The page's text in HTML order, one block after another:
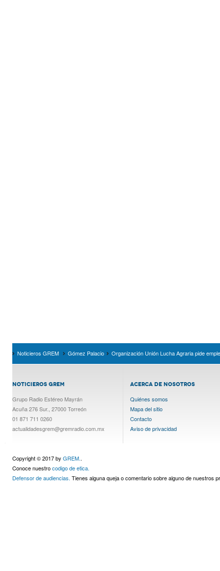
Noticieros GREM Gómez Palacio Organización Unión Lucha Agraria pide
NOTICIEROS GREM
Grupo Radio Estéreo Mayrán
Acuña 276 Sur., 27000 Torreón
01 871 711 0260
actualidadesgrem@gremradio.com.mx
ACERCA DE NOSOTROS
Quiénes somos
Mapa del sitio
Contacto
Aviso de privacidad
Copyright © 2017 by GREM..
Conoce nuestrocodigo de etica.
Defensor de audiencias. Tienes alguna queja o comentario sobre alguno de nuestros